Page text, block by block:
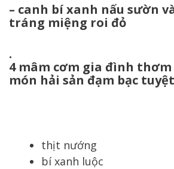
– canh bí xanh nấu sườn
tráng miệng roi đỏ
.
4 mâm cơm gia đình
món hải sản đạm bạc
thịt nướng
bí xanh luộc